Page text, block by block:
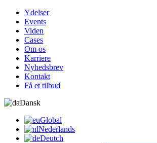
Ydelser
Events
Viden
Cases
Om os
Karriere
Nyhedsbrev
Kontakt
Få et tilbud
Dansk
Global
Nederlands
Deutch